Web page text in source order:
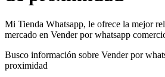
Mi Tienda Whatsapp, le ofrece la mejor
mercado en Vender por whatsapp
Busco información sobre Vender por
proximidad